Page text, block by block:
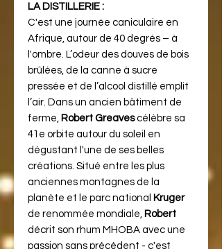
LA DISTILLERIE :
C'est une journée caniculaire en
Afrique, autour de 40 degrés – à
l'ombre. L’odeur des douves de bois
brûlées, de la canne à sucre
pressée et de l’alcool distillé emplit
l’air. Dans un ancien bâtiment de
ferme, Robert Greavescélèbre sa
41e orbite autour du soleil en
dégustant l'une de ses belles
créations. Situé entre les plus
anciennes montagnes de la
planète et le parc national Kruger
de renommée mondiale, Robert
décrit son rhum MHOBA avec une
passion sans précédent - c'est